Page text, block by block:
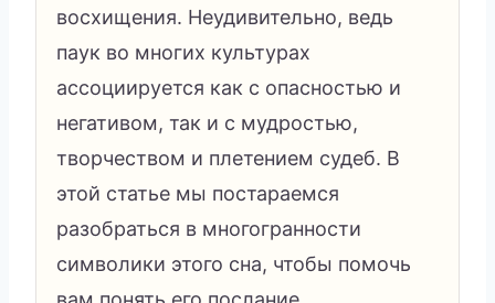
восхищения. Неудивительно, ведь
паук во многих культурах
ассоциируется как с опасностью и
негативом, так и с мудростью,
творчеством и плетением судеб. В
этой статье мы постараемся
разобраться в многогранности
символики этого сна, чтобы помочь